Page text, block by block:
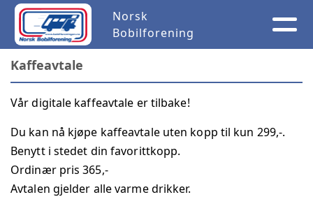
Norsk
Bobilforening
Kaffeavtale
Vår digitale kaffeavtale er tilbake!
Du kan nå kjøpe kaffeavtale uten kopp til kun 299,-.
Benytt i stedet din favorittkopp.
Ordinær pris 365,-
Avtalen gjelder alle varme drikker.